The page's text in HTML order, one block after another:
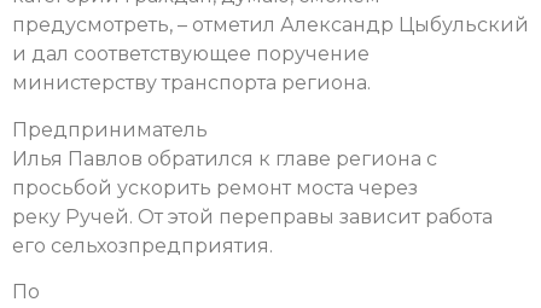
предусмотреть, – отметил Александр Цыбульский
и дал соответствующее поручение
министерству транспорта региона.
Предприниматель
Илья Павлов обратился к главе региона с
просьбой ускорить ремонт моста через
реку Ручей. От этой переправы зависит работа
его сельхозпредприятия.
По